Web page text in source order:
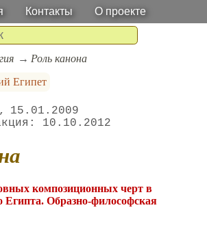
Контакты О проекте
Роль канона
Египет
15.01.2009
10.10.2012
композиционных черт в
Египта. Образно-философская